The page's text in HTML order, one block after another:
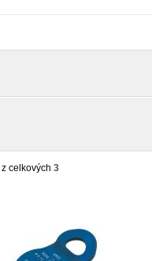
z celkových 3